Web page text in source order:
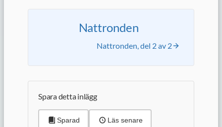
Nattronden
Nattronden, del 2 av 2
Spara detta inlägg
Sparad Läs senare